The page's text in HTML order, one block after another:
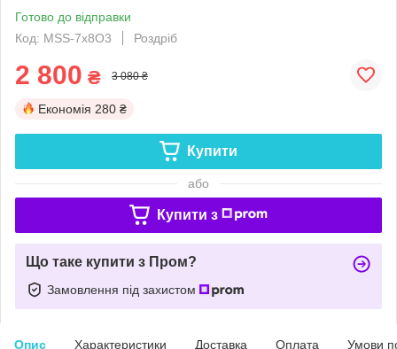
Готово до відправки
Код: MSS-7х8O3
Роздріб
2 800 ₴ 3 080 ₴
Економія 280 ₴
Купити
або
Купити з
Що таке купити з Пром?
Замовлення під захистом
Опис Характеристики Доставка Оплата Умови